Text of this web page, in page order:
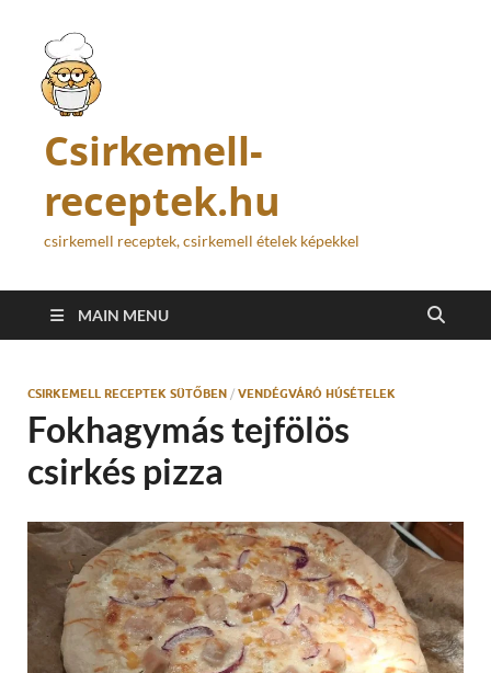
Csirkemell-
receptek.hu
csirkemell receptek, csirkemell ételek képekkel
MAIN MENU
CSIRKEMELL RECEPTEK SÜTŐBEN / VENDÉGVÁRÓ HÚSÉTELEK
Fokhagymás tejfölös
csirkés pizza